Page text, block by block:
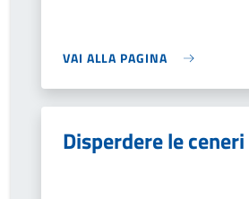
VAI ALLA PAGINA
Disperdere le ceneri